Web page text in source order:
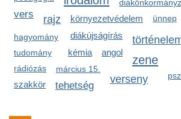
vers rajz környezetvédelem ünnep
diákújságírás
hagyomány
kémia angol
tudomány zene
rádiózás március 15.
verseny
szakkör tehetség